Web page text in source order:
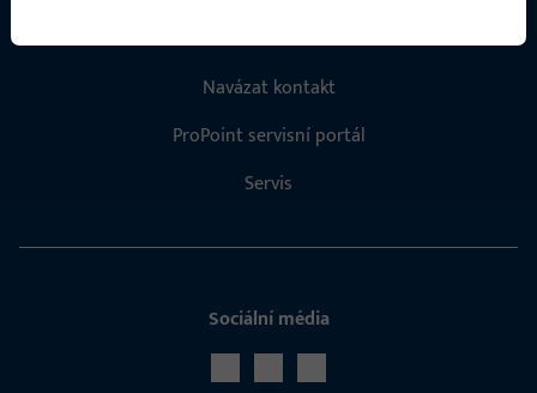
Navázat kontakt
ProPoint servisní portál
Servis
Sociální média